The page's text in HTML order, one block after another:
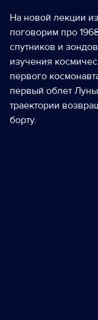
На новой лекции
поговорим про
спутников и
изучения
первого
первый облет
траектории
борту.